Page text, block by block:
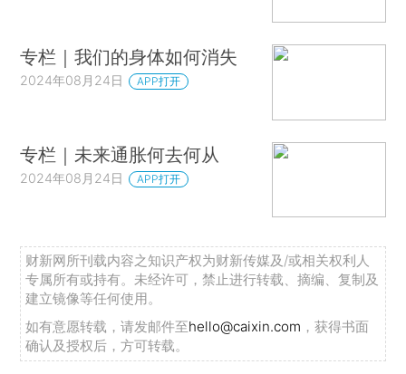
专栏｜我们的身体如何消失
2024年08月24日 APP打开
专栏｜未来通胀何去何从
2024年08月24日 APP打开
财新网所刊载内容之知识产权为财新传媒及/或相关权利人
专属所有或持有。未经许可，禁止进行转载、摘编、复制及
建立镜像等任何使用。
如有意愿转载，请发邮件至hello@caixin.com ，获得书面
确认及授权后，方可转载。